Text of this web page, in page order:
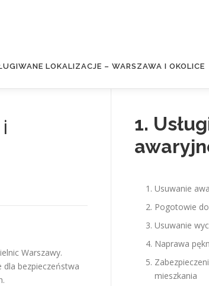
LOKALIZACJE – WARSZAWA I OKOLICE
Warszawy.
bezpieczeństwa
1.
Usuwanie
Pogotowie
Usuwanie
Naprawa
mieszkania